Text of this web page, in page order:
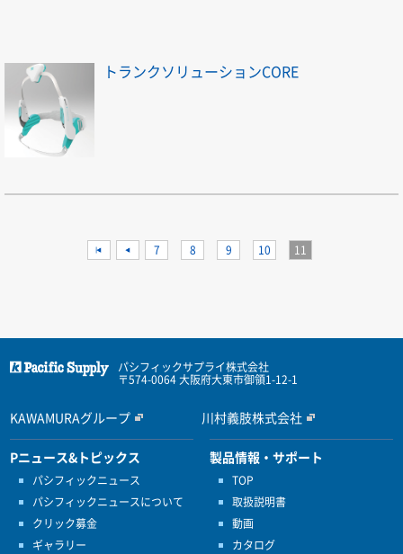
トランクソリューションCORE
7 8 9 10 11
パシフィックサプライ株式会社
〒574-0064 大阪府大東市御領1-12-1
KAWAMURAグループ 川村義肢株式会社
Pニュース&トピックス
パシフィックニュース
パシフィックニュースについて
クリック募金
ギャラリー
製品情報・サポート
TOP
取扱説明書
動画
カタログ